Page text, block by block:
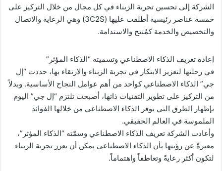
الشركة إلى تحسين تجربة الزبناء في كل مجال من خلال التركيز على
خمسة عناصر رئيسية أطلقت عليها (3C2S) وهي الرعاية والاتصال
والتخصيص والخدمة كمُنتج والاستدامة.
إعادة تعريف الذكاء الاصطناعي وتسميته “الذكاء المؤثر”
في رحلتها لتعزيز الابتكار في تجربة الزبناء والارتقاء بها، حددت “إل
جي” الذكاء الاصطناعي كواحد من أهم عوامل النجاح الأساسية. وبدلاً
من التركيز على تطوير التقنيات ذاتها، أصبحت تلتزم “إل جي” اليوم
بإظهار الطرق التي يوفر الذكاء الاصطناعي من خلالها الفوائد
الملموسة في العالم الحقيقي.
وأعادت الشركة تعريف الذكاء الاصطناعي وسمّته “الذكاء المؤثر”،
معبرةّ عن رؤيتها بأن الذكاء الاصطناعي يمكن أن يعزز تجربة الزبناء
لتكون أكثر رعايةً وتعاطفاً واهتماماً.